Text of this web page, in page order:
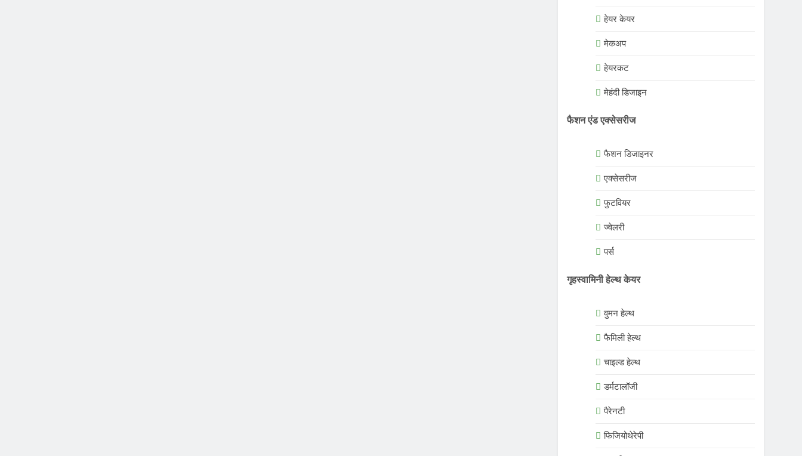
हेयर केयर
मेकअप
हेयरकट
मेहंदी डिजाइन
फैशन एंड एक्सेसरीज
फैशन डिजाइनर
एक्सेसरीज
फुटवियर
ज्वेलरी
पर्स
गृहस्वामिनी हेल्थ केयर
वुमन हेल्थ
फैमिली हेल्थ
चाइल्ड हेल्थ
डर्मटालॉजी
पैरेनटी
फिजियोथेरेपी